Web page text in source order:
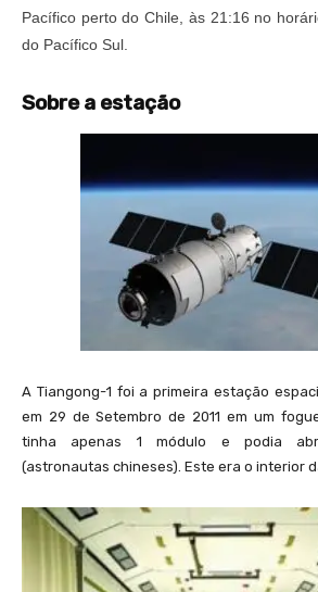
Pacífico perto do Chile, às 21:16 no
do Pacífico Sul.
Sobre a estação
A Tiangong-1 foi a primeira estação
em 29 de Setembro de 2011 em um
tinha apenas 1 módulo e podia
(astronautas chineses). Este era o interior